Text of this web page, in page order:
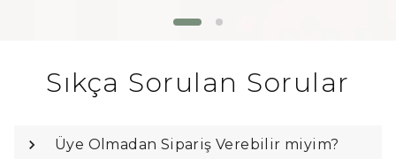
Sıkça Sorulan Sorular
Üye Olmadan Sipariş Verebilir miyim?